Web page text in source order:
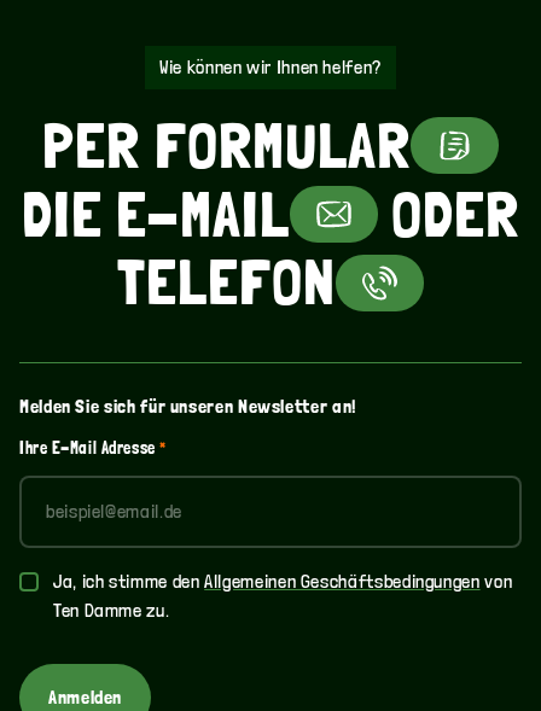
ETWAS
ETWAS
Wie können wir Ihnen helfen?
PER FORMULAR
DIE E-MAIL
ODER
TELEFON
Melden Sie sich für unseren Newsletter an!
Ihre E-Mail Adresse*
Allgemeine
Bedingungen
Ja, ich stimme denAllgemeinen Geschäftsbedingungen von
Ten Damme zu.
Anmelden